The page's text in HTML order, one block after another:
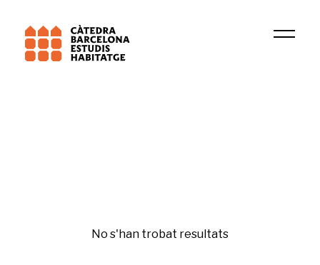
No s'han trobat resultats